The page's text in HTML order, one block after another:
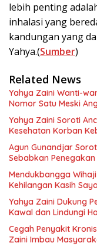
lebih penting
inhalasi yang
kandungan yang
Yahya.(Sumber)
Related News
Yahya Zaini Wanti-
Nomor Satu Meski
Yahya Zaini Soroti
Kesehatan Korban
Agun Gunandjar
Sebabkan
Mendukbangga
Kehilangan Kasih
Yahya Zaini Dukung
Kawal dan Lindungi
Cegah Penyakit
Zaini Imbau